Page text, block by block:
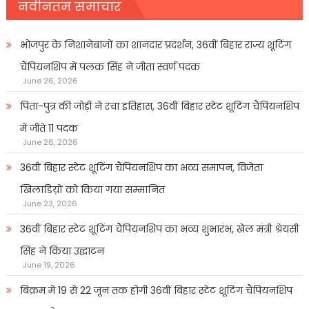
नवीनतम समाचार
भोजपुर के निशानेबाजों का शानदार प्रदर्शन, 36वीं बिहार राज्य शूटिंग
चैंपियनशिप में पलक सिंह ने जीता स्वर्ण पदक
June 26, 2026
पिता-पुत्र की जोड़ी ने रचा इतिहास, 36वीं बिहार स्टेट शूटिंग चैंपियनशिप
में जीते 11 पदक
June 26, 2026
36वीं बिहार स्टेट शूटिंग चैंपियनशिप का भव्य समापन, विजेता
खिलाडिय़ों को किया गया सम्मानित
June 23, 2026
36वीं बिहार स्टेट शूटिंग चैंपियनशिप का भव्य शुभारंभ, खेल मंत्री श्रेयसी
सिंह ने किया उद्घाटन
June 19, 2026
बिक्रम में 19 से 22 जून तक होगी 36वीं बिहार स्टेट शूटिंग चैंपियनशिप